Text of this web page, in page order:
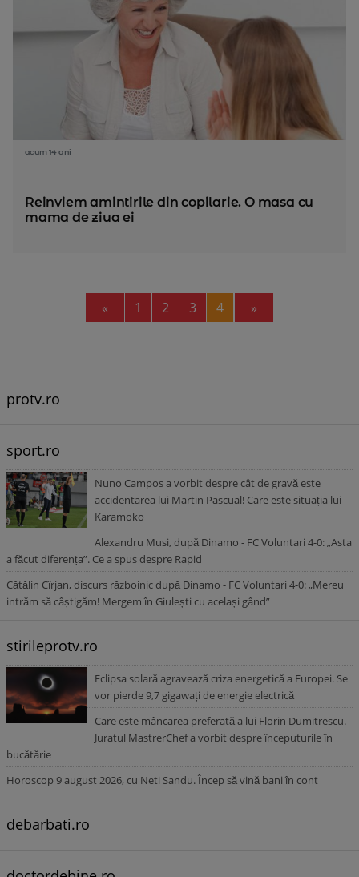
acum 14 ani
Reinviem amintirile din copilarie. O masa cu
mama de ziua ei
« Previous
1 2 3 4 »
protv.ro
sport.ro
Nuno Campos a vorbit despre cât de gravă este
accidentarea lui Martin Pascual! Care este situația lui
Karamoko
Alexandru Musi, după Dinamo - FC Voluntari 4-0: „Asta
a făcut diferența”. Ce a spus despre Rapid
Cătălin Cîrjan, discurs războinic după Dinamo - FC Voluntari 4-0: „Mereu
intrăm să câștigăm! Mergem în Giulești cu același gând”
stirileprotv.ro
Eclipsa solară agravează criza energetică a Europei. Se
vor pierde 9,7 gigawați de energie electrică
Care este mâncarea preferată a lui Florin Dumitrescu.
Juratul MastrerChef a vorbit despre începuturile în
bucătărie
Horoscop 9 august 2026, cu Neti Sandu. Încep să vină bani în cont
debarbati.ro